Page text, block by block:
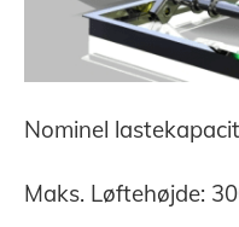
Nominel
Maks. Løftehøjde: